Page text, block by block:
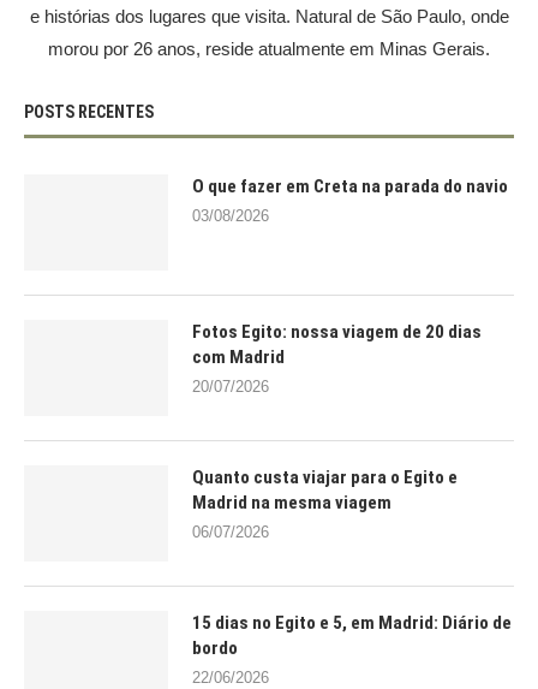
e histórias dos lugares que visita. Natural de São Paulo, onde
morou por 26 anos, reside atualmente em Minas Gerais.
POSTS RECENTES
O que fazer em Creta na parada do navio
03/08/2026
Fotos Egito: nossa viagem de 20 dias
com Madrid
20/07/2026
Quanto custa viajar para o Egito e
Madrid na mesma viagem
06/07/2026
15 dias no Egito e 5, em Madrid: Diário de
bordo
22/06/2026